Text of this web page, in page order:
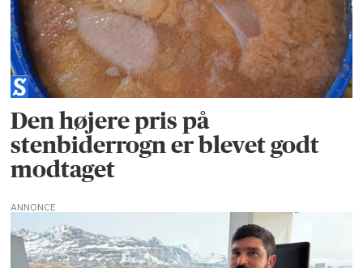
Den højere pris på
stenbiderrogn er blevet godt
modtaget
ANNONCE